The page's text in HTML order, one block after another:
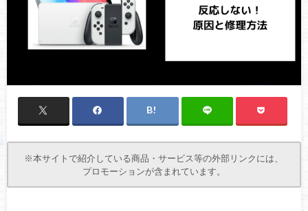
※本サイトで紹介している商品・サービス等の外部リンクには、
プロモーションが含まれています。